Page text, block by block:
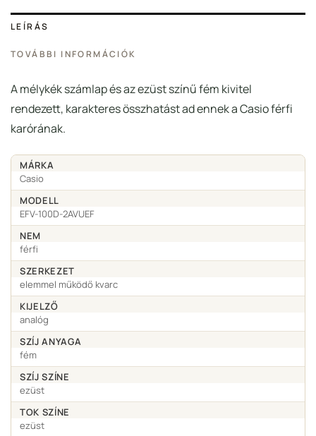
LEÍRÁS
TOVÁBBI INFORMÁCIÓK
A mélykék számlap és az ezüst színű fém kivitel
rendezett, karakteres összhatást ad ennek a Casio férfi
karórának.
MÁRKA
Casio
MODELL
EFV-100D-2AVUEF
NEM
férfi
SZERKEZET
elemmel működő kvarc
KIJELZŐ
analóg
SZÍJ ANYAGA
fém
SZÍJ SZÍNE
ezüst
TOK SZÍNE
ezüst